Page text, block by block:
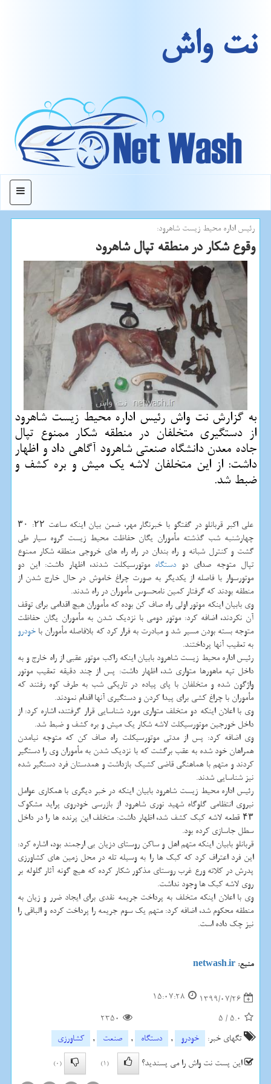
نت واش
منو
رئیس اداره محیط زیست شاهرود:
وقوع شكار در منطقه تپال شاهرود
به گزارش نت واش رئیس اداره محیط زیست شاهرود
از دستگیری متخلفان در منطقه شكار ممنوع تپال
جاده معدن دانشگاه صنعتی شاهرود آگاهی داد و اظهار
داشت: از این متخلفان لاشه یك میش و بره كشف و
ضبط شد.
علی اکبر قربانلو در گفتگو با خبرنگار مهر، ضمن بیان اینکه ساعت ۲۲: ۳۰
چهارشنبه شب گذشته مأموران یگان حفاظت محیط زیست گروه سیار طی
گشت و کنترل شبانه و راه بندان در راه راه های خروجی منطقه شکار ممنوع
تپال متوجه صدای دو دستگاه موتورسیکلت شدند، اظهار داشت: این دو
موتورسوار با فاصله از یکدیگر به صورت چراغ خاموش در حال خارج شدن از
منطقه بودند که گرفتار کمین نامحسوس مأموران در راه شدند.
وی بابیان اینکه موتور اولی راه صاف کن بوده که مأموران هیچ اقدامی برای توقف
آن نکردند، اضافه کرد: موتور دومی با نزدیک شدن به مأموران یگان حفاظت
متوجه بسته بودن مسیر شد و مبادرت به فرار کرد که بلافاصله مأموران با خودرو
به تعقیب آنها پرداختند.
رئیس اداره محیط زیست شاهرود بابیان اینکه راکب موتور عقبی از راه خارج و به
داخل تپه ماهورها متواری شد، اظهار داشت: پس از چند دقیقه تعقیب موتور
واژگون شده و متخلفان با پای پیاده در تاریکی شب به طرف کوه رفتند که
مأموران با چراغ کشی برای پیدا کردن و دستگیری آنها اقدام نمودند.
وی با اعلان اینکه دو متخلف متواری مورد شناسایی قرار گرفتند، اشاره کرد: از
داخل خورجین موتورسیکلت لاشه شکار یک میش و بره کشف و ضبط شد.
وی اضافه کرد: پس از مدتی موتورسیکلت راه صاف کن که متوجه نیامدن
همراهان خود شده به عقب برگشت که با نزدیک شدن به مأموران وی را دستگیر
کردند و متهم با هماهنگی قاضی کشیک بازداشت و همدستان فرد دستگیر شده
نیز شناسایی شدند.
رئیس اداره محیط زیست شاهرود بابیان اینکه در خبر دیگری با همکاری عوامل
نیروی انتظامی گلوگاه شهید نوری شاهرود از بازرسی خودروی پراید مشکوک
۴۳ قطعه لاشه کبک کشف شد، اظهار داشت: متخلف این پرنده ها را در داخل
سطل جاسازی کرده بود.
قربانلو بابیان اینکه متهم اهل و ساکن روستای دزیان بی ارجمند بود، اشاره کرد:
این فرد اعتراف کرد که کبک ها را به وسیله تله در محل زمین های کشاورزی
پدرش در کلاته ورع غرب روستای مذکور شکار کرده که هیچ گونه آثار گلوله بر
روی لاشه کبک ها وجود نداشت.
وی با اعلان اینکه متخلف به پرداخت جریمه نقدی برای ایجاد ضرر و زیان به
منطقه محکوم شد، اضافه کرد: متهم یک سوم جریمه را پرداخت کرده و الباقی را
نیز چک داده است.
منبع: netwash.ir
1399/07/26
15:07:28
5.0
/
5
2350
تگهای خبر:
خودرو , دستگاه , صنعت ,
كشاورزی
این پست نت واش را می پسندید؟
(1)
(0)